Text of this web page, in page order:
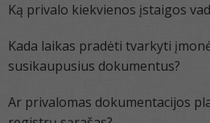
Ką privalo kiekvienos įstaigos
Kada laikas pradėti tvarkyti
susikaupusius dokumentus?
Ar privalomas dokumentacijos